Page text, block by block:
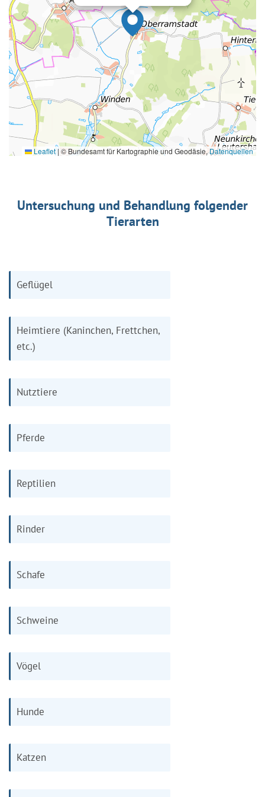
Leaflet |© Bundesamt für Kartographie und Geodäsie,Datenquellen
Untersuchung und Behandlung folgender
Tierarten
Geflügel
Heimtiere (Kaninchen, Frettchen,
etc.)
Nutztiere
Pferde
Reptilien
Rinder
Schafe
Schweine
Vögel
Hunde
Katzen